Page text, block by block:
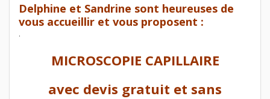
Delphine et Sandrine sont heureuses de
vous accueillir et vous proposent :
.
MICROSCOPIE CAPILLAIRE
avec devis gratuit et sans